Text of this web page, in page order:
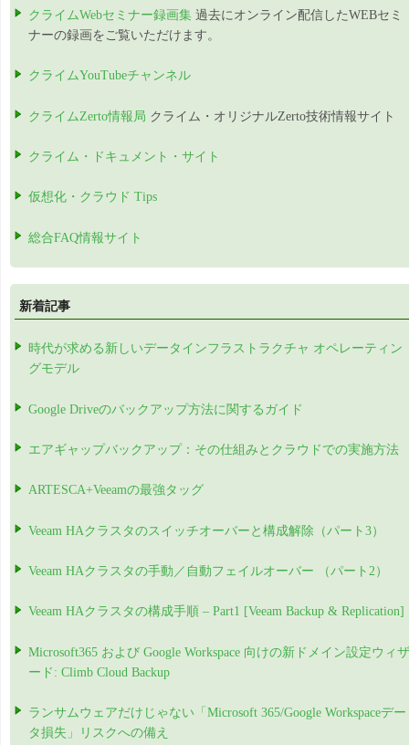
クライムWebセミナー録画集 過去にオンライン配信したWEBセミ
ナーの録画をご覧いただけます。
クライムYouTubeチャンネル
クライムZerto情報局 クライム・オリジナルZerto技術情報サイト
クライム・ドキュメント・サイト
仮想化・クラウド Tips
総合FAQ情報サイト
新着記事
時代が求める新しいデータインフラストラクチャ オペレーティン
グモデル
Google Driveのバックアップ方法に関するガイド
エアギャップバックアップ：その仕組みとクラウドでの実施方法
ARTESCA+Veeamの最強タッグ
Veeam HAクラスタのスイッチオーバーと構成解除（パート3）
Veeam HAクラスタの手動／自動フェイルオーバー （パート2）
Veeam HAクラスタの構成手順 – Part1 [Veeam Backup & Replication]
Microsoft365 および Google Workspace 向けの新ドメイン設定ウィザ
ード: Climb Cloud Backup
ランサムウェアだけじゃない「Microsoft 365/Google Workspaceデー
タ損失」リスクへの備え